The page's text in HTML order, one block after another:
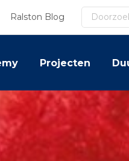
Ralston Blog Zoeken
Projecten